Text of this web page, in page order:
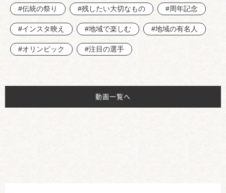
#伝統の祭り #残したい大切なもの #周年記念
#インスタ映え #地域で楽しむ #地域の有名人
#オリンピック #注目の選手
動画一覧へ